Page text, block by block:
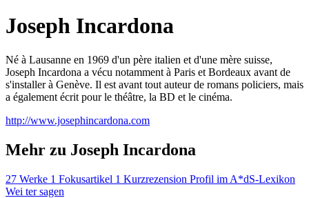
Joseph Incardona
Né à Lausanne en 1969 d'un père italien et d'une mère suisse,
Joseph Incardona a vécu notamment à Paris et Bordeaux avant de
s'installer à Genève. Il est avant tout auteur de romans policiers, mais
a également écrit pour le théâtre, la BD et le cinéma.
http://www.josephincardona.com
Mehr zu Joseph Incardona
27 Werke 1 Fokusartikel 1 Kurzrezension Profil im A*dS-Lexikon
Wei ter sagen